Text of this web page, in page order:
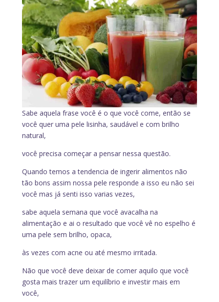
Sabe aquela frase você é o que você come, então se
você quer uma pele lisinha, saudável e com brilho
natural,
você precisa começar a pensar nessa questão.
Quando temos a tendencia de ingerir alimentos não
tão bons assim nossa pele responde a isso eu não sei
você mas já senti isso varias vezes,
sabe aquela semana que você avacalha na
alimentação e ai o resultado que você vê no espelho é
uma pele sem brilho, opaca,
às vezes com acne ou até mesmo irritada.
Não que você deve deixar de comer aquilo que você
gosta mais trazer um equilíbrio e investir mais em
você,